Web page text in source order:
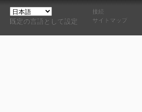
既定の言語として設定
接続
サイトマップ